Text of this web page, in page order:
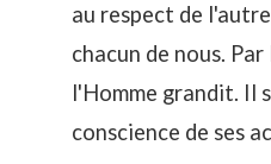
au respect de
chacun de nous.
l'Homme grandit. Il
conscience de ses